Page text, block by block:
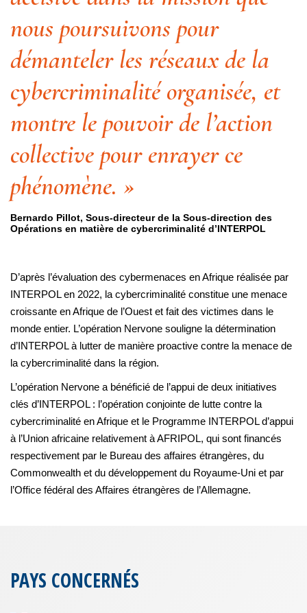
nous poursuivons pour
démanteler les réseaux de la
cybercriminalité organisée, et
montre le pouvoir de l’action
collective pour enrayer ce
phénomène. »
Bernardo Pillot, Sous-directeur de la Sous-direction des
Opérations en matière de cybercriminalité d’INTERPOL
D’après l’évaluation des cybermenaces en Afrique réalisée par
INTERPOL en 2022, la cybercriminalité constitue une menace
croissante en Afrique de l’Ouest et fait des victimes dans le
monde entier. L’opération Nervone souligne la détermination
d’INTERPOL à lutter de manière proactive contre la menace de
la cybercriminalité dans la région.
L’opération Nervone a bénéficié de l’appui de deux initiatives
clés d’INTERPOL : l’opération conjointe de lutte contre la
cybercriminalité en Afrique et le Programme INTERPOL d’appui
à l’Union africaine relativement à AFRIPOL, qui sont financés
respectivement par le Bureau des affaires étrangères, du
Commonwealth et du développement du Royaume-Uni et par
l’Office fédéral des Affaires étrangères de l’Allemagne.
PAYS CONCERNÉS